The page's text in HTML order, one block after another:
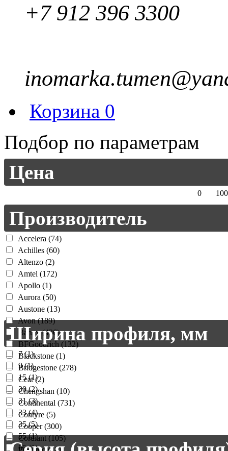
+7 912 396 3300
Корзина 0
Подбор по параметрам
Цена
0
Производитель
Accelera (74)
Achilles (60)
Altenzo (2)
Amtel (172)
Apollo (1)
Aurora (50)
Austone (13)
Avon (189)
Barum (436)
BFGoodrich (132)
Blackstone (1)
Bridgestone (278)
Ceat (2)
Chengshan (10)
Continental (731)
Contyre (5)
Cooper (300)
Cordiant (105)
Ширина профиля, мм
7 (1)
9 (1)
15 (1)
30 (2)
31 (3)
33 (4)
35 (5)
55 (1)
65 (1)